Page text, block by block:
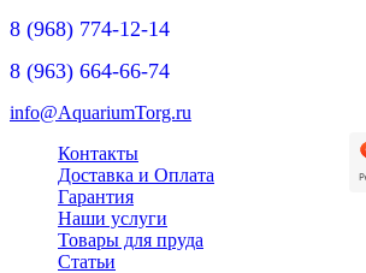
8 (968) 774-12-14
8 (963) 664-66-74
info@AquariumTorg.ru
Контакты
Доставка и Оплата
Гарантия
Наши услуги
Товары для пруда
Статьи